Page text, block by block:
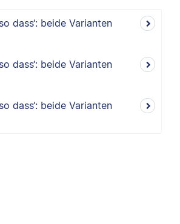
dass‘: beide Varianten
dass‘: beide Varianten
dass‘: beide Varianten